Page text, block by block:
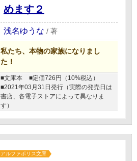
めます２
浅名ゆうな / 著
私たち、本物の家族になりまし
た！
■文庫本
■定価726円（10%税込）
■2021年03月31日発行（実際の発売日は
書店、各電子ストアによって異なりま
す）
アルファポリス文庫